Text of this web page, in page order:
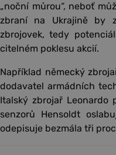
„noční můrou“, neboť
zbraní na Ukrajině by
zbrojovek, tedy
citelném poklesu akcií.
Například německý
dodavatel armádních
Italský zbrojař Leonardo
senzorů Hensoldt
odepisuje bezmála tři